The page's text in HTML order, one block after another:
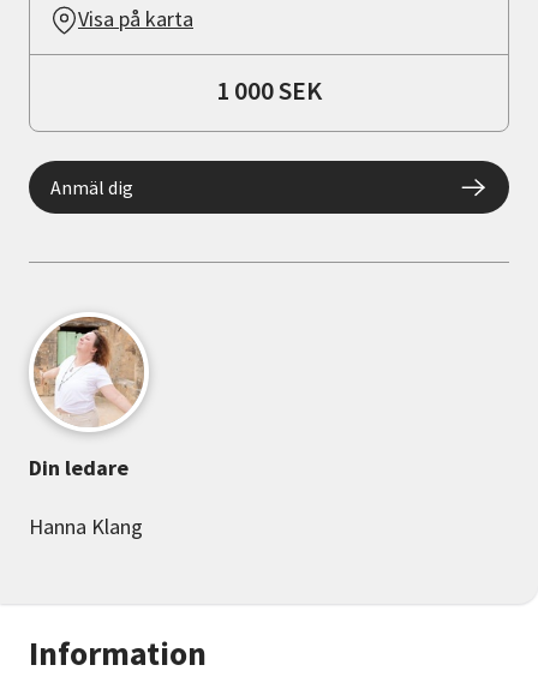
Information
Visa på karta
1 000 SEK
Anmäl dig
Din ledare
Hanna Klang